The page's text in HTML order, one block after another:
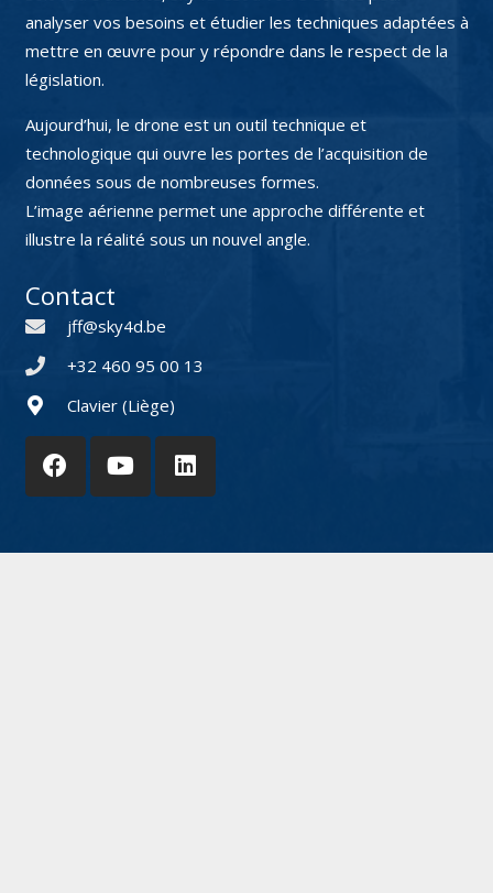
analyser vos besoins et étudier les techniques adaptées à
mettre en œuvre pour y répondre dans le respect de la
législation.
Aujourd’hui, le drone est un outil technique et
technologique qui ouvre les portes de l’acquisition de
données sous de nombreuses formes.
L’image aérienne permet une approche différente et
illustre la réalité sous un nouvel angle.
Contact
jff@sky4d.be
+32 460 95 00 13
Clavier (Liège)